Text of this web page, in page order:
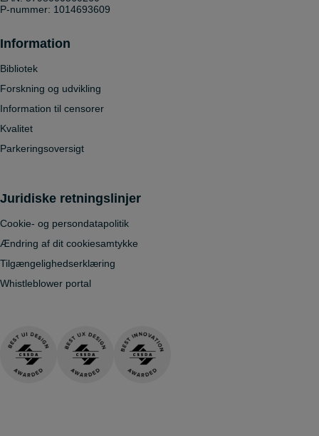
P-nummer: 1014693609
Information
Bibliotek
Forskning og udvikling
Information til censorer
Kvalitet
Parkeringsoversigt
Juridiske retningslinjer
Cookie- og persondatapolitik
Ændring af dit cookiesamtykke
Tilgængelighedserklæring
Whistleblower portal